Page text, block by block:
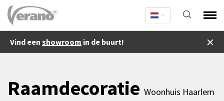
Vind een showroom in de buurt!
Raamdecoratie Woonhuis Haarlem